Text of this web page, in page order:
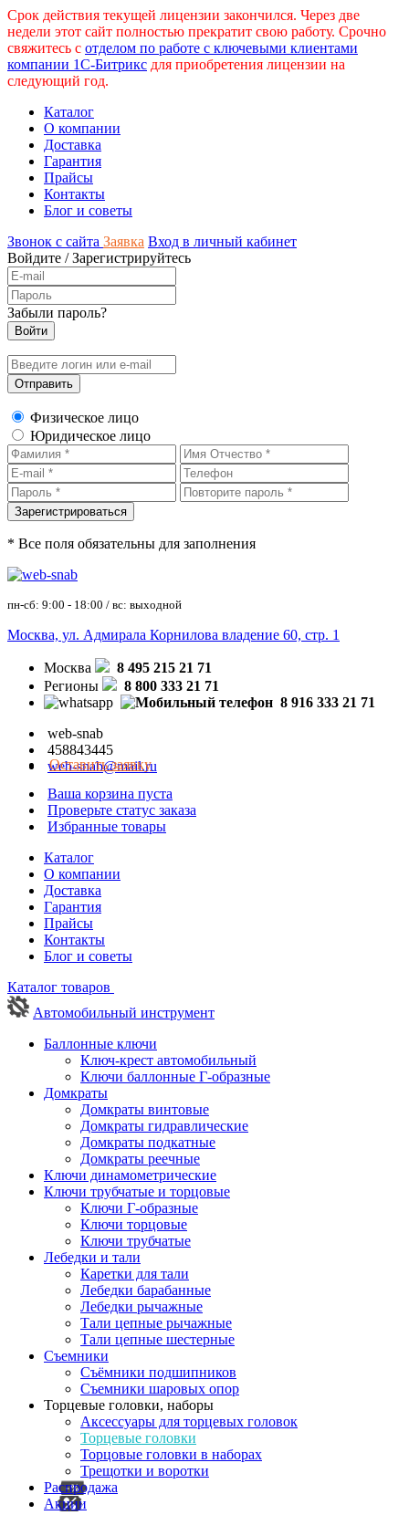
Срок действия текущей лицензии закончился. Через две
недели этот сайт полностью прекратит свою работу. Срочно
свяжитесь с отделом по работе с ключевыми клиентами
компании 1С-Битрикс для приобретения лицензии на
следующий год.
Каталог
О компании
Доставка
Гарантия
Прайсы
Контакты
Блог и советы
Звонок с сайта Заявка Вход в личный кабинет
Войдите /Зарегистрируйтесь
Забыли пароль?
Физическое лицо
Юридическое лицо
* Все поля обязательны для заполнения
пн-сб: 9:00 - 18:00 / вс: выходной
Москва, ул. Адмирала Корнилова владение 60, стр. 1
Москва
8 495 215 21 71
Регионы
8 800 333 21 71
8 916 333 21 71
web-snab
458843445
web-snab@mail.ru
Оставить заявку
Ваша корзина пуста
Проверьте статус заказа
Избранные товары
Каталог
О компании
Доставка
Гарантия
Прайсы
Контакты
Блог и советы
Каталог товаров
Автомобильный инструмент
Баллонные ключи
Ключ-крест автомобильный
Ключи баллонные Г-образные
Домкраты
Домкраты винтовые
Домкраты гидравлические
Домкраты подкатные
Домкраты реечные
Ключи динамометрические
Ключи трубчатые и торцовые
Ключи Г-образные
Ключи торцовые
Ключи трубчатые
Лебедки и тали
Каретки для тали
Лебедки барабанные
Лебедки рычажные
Тали цепные рычажные
Тали цепные шестерные
Съемники
Съёмники подшипников
Съемники шаровых опор
Торцевые головки, наборы
Аксессуары для торцевых головок
Торцевые головки
Торцовые головки в наборах
Трещотки и воротки
Распродажа
Акции